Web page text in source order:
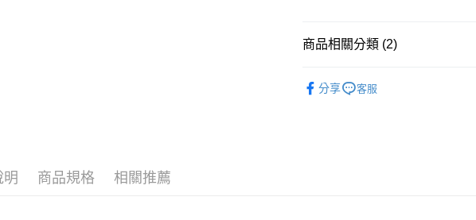
商品相關分類 (2)
分享 客服
明 商品規格 相關推薦